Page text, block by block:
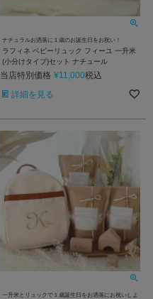
ナチュラルお洒落に１歳のお誕生日をお祝い！
ラフィネ ベビーリュック フィーユ 一升米
(小分けタイプ)セット ナチュール
当店特別価格 ¥11,000税込
詳細を見る
一升米とリュックで１歳誕生日をお洒落にお祝いしよ